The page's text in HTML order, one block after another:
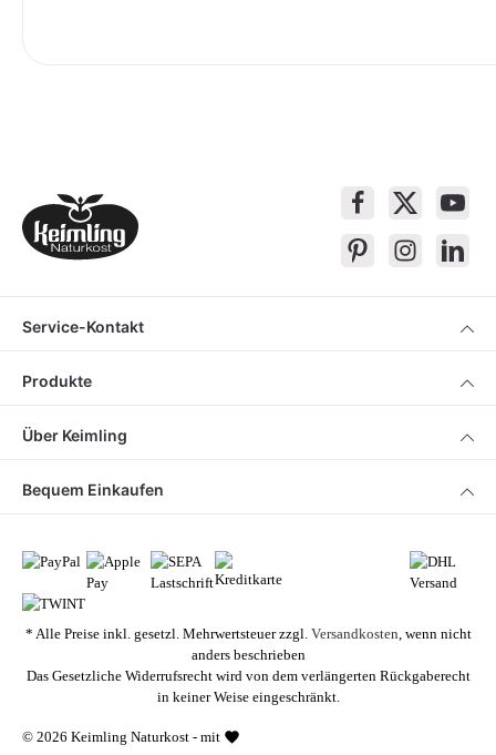
Service-Kontakt
Produkte
Über Keimling
Bequem Einkaufen
* Alle Preise inkl. gesetzl. Mehrwertsteuer zzgl. Versandkosten , wenn nicht
anders beschrieben
Das Gesetzliche Widerrufsrecht wird von dem verlängerten Rückgaberecht
in keiner Weise eingeschränkt.
© 2026 Keimling Naturkost - mit